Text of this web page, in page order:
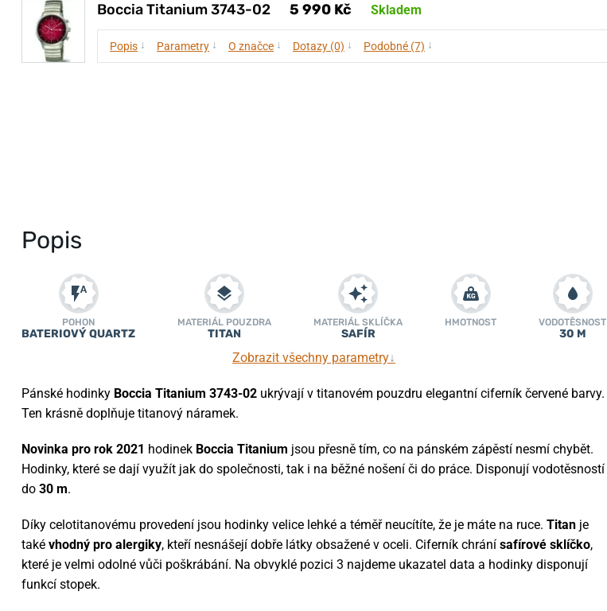
Boccia Titanium 3743-02 5 990 Kč Skladem
Popis ↓ Parametry ↓ O značce ↓ Dotazy (0) ↓ Podobné (7) ↓
Popis
POHON
BATERIOVÝ QUARTZ
MATERIÁL POUZDRA
TITAN
MATERIÁL SKLÍČKA
SAFÍR
HMOTNOST VODOTĚSNOST
30 M
Zobrazit všechny parametry↓
Pánské hodinky Boccia Titanium 3743-02 ukrývají v titanovém pouzdru elegantní ciferník červené barvy.
Ten krásně doplňuje titanový náramek.
Novinka pro rok 2021 hodinek Boccia Titanium jsou přesně tím, co na pánském zápěstí nesmí chybět.
Hodinky, které se dají využít jak do společnosti, tak i na běžné nošení či do práce. Disponují vodotěsností
do 30 m.
Díky celotitanovému provedení jsou hodinky velice lehké a téměř neucítíte, že je máte na ruce. Titan je
také vhodný pro alergiky, kteří nesnášejí dobře látky obsažené v oceli. Ciferník chrání safírové sklíčko,
které je velmi odolné vůči poškrábání. Na obvyklé pozici 3 najdeme ukazatel data a hodinky disponují
funkcí stopek.